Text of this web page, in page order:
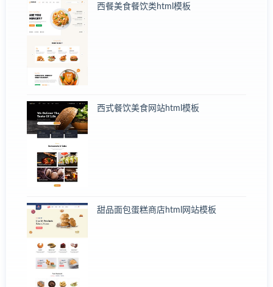
西餐美食餐饮类html模板
西式餐饮美食网站html模板
甜品面包蛋糕商店html网站模板